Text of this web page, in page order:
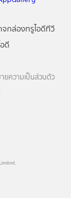
จกล่องทรูไอดีทีวี
ดี
ยความเป็นส่วนตัว